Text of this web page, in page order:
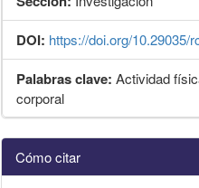
DOI: https://doi.org/10.29035/
Palabras clave: Actividad
corporal
Detalles
del
artículo
Cómo citar